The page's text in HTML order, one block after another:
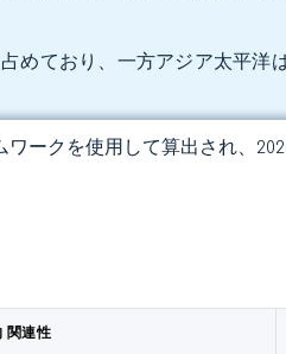
めており、一方アジア太平洋
ークを使用して算出され、
関連性